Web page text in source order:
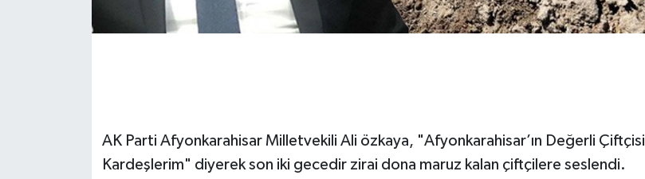
AK Parti Afyonkarahisar Milletvekili Ali özkaya, "Afyonkarahisar’ın Değerli Çiftçisi
Kardeşlerim" diyerek son iki gecedir zirai dona maruz kalan çiftçilere seslendi.